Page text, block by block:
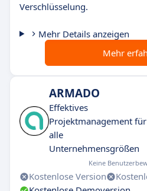
Verschlüsselung.
Mehr Details anzeigen
Mehr
ARMADO
Effektives
Projektmanagement für
alle
Unternehmensgrößen
Keine
Kostenlose Version